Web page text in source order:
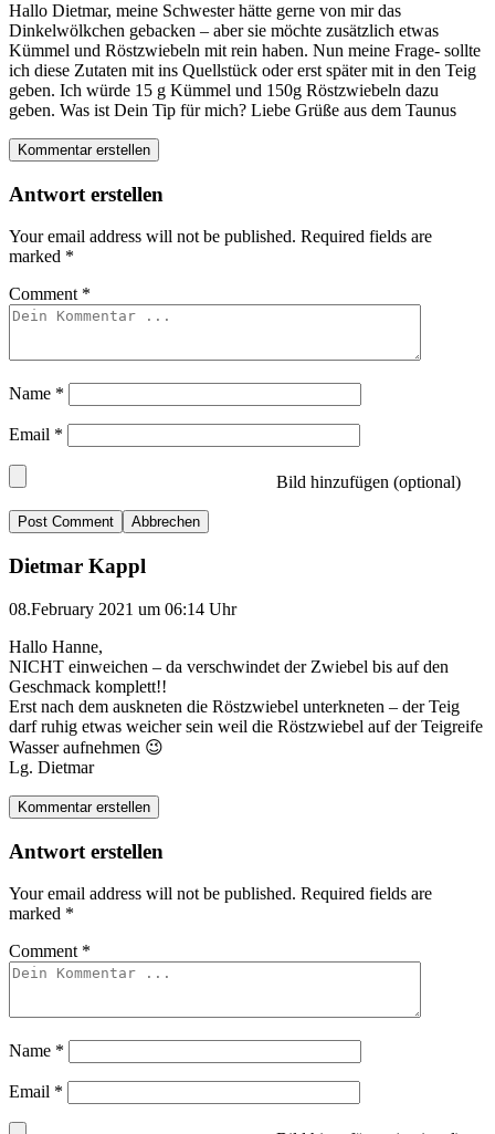
Hallo Dietmar, meine Schwester hätte gerne von mir das
Dinkelwölkchen gebacken – aber sie möchte zusätzlich etwas
Kümmel und Röstzwiebeln mit rein haben. Nun meine Frage- sollte
ich diese Zutaten mit ins Quellstück oder erst später mit in den Teig
geben. Ich würde 15 g Kümmel und 150g Röstzwiebeln dazu
geben. Was ist Dein Tip für mich? Liebe Grüße aus dem Taunus
Kommentar erstellen
Antwort erstellen
Your email address will not be published. Required fields are
marked *
Comment *
Name *
Email *
Bild hinzufügen (optional)
Abbrechen
Dietmar Kappl
08.February 2021 um 06:14 Uhr
Hallo Hanne,
NICHT einweichen – da verschwindet der Zwiebel bis auf den
Geschmack komplett!!
Erst nach dem auskneten die Röstzwiebel unterkneten – der Teig
darf ruhig etwas weicher sein weil die Röstzwiebel auf der Teigreife
Wasser aufnehmen 😉
Lg. Dietmar
Kommentar erstellen
Antwort erstellen
Your email address will not be published. Required fields are
marked *
Comment *
Name *
Email *